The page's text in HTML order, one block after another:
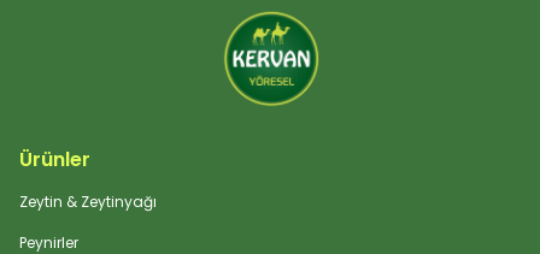
Ürünler
Zeytin & Zeytinyağı
Peynirler